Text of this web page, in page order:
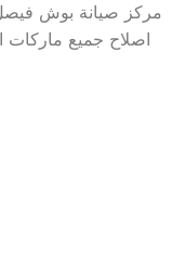
مركز صيانة بوش
اصلاح جميع ماركات